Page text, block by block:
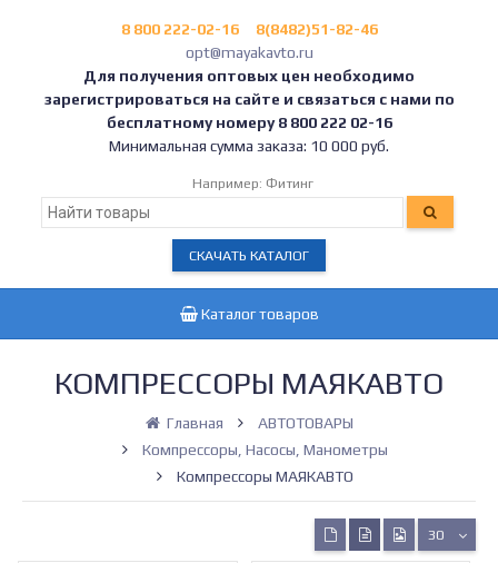
8 800 222-02-16
8(8482)51-82-46
opt@mayakavto.ru
Для получения оптовых цен необходимо
зарегистрироваться на сайте и связаться с нами по
бесплатному номеру 8 800 222 02-16
Минимальная сумма заказа: 10 000 руб.
Например: Фитинг
СКАЧАТЬ КАТАЛОГ
Каталог товаров
КОМПРЕССОРЫ МАЯКАВТО
Главная
АВТОТОВАРЫ
Компрессоры, Насосы, Манометры
Компрессоры МАЯКАВТО
30